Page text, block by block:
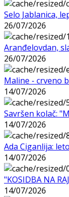
Selo Jablanica,
26/07/2026
Aranđelovdan,
26/07/2026
Maline - crveno
14/07/2026
Savršen kolač:
14/07/2026
Ada Ciganlija:
14/07/2026
"KOSIDBA NA
14/07/2026